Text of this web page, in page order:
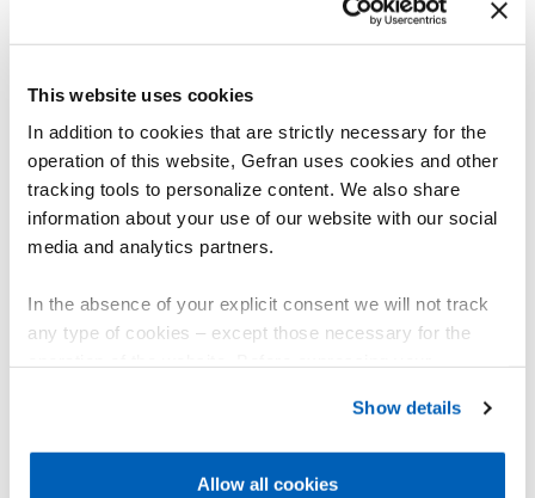
This website uses cookies
In addition to cookies that are strictly necessary for the
operation of this website, Gefran uses cookies and other
tracking tools to personalize content. We also share
information about your use of our website with our social
media and analytics partners.
In the absence of your explicit consent we will not track
any type of cookies – except those necessary for the
Gefran - Cookie
policy.
Show details
Allow all cookies